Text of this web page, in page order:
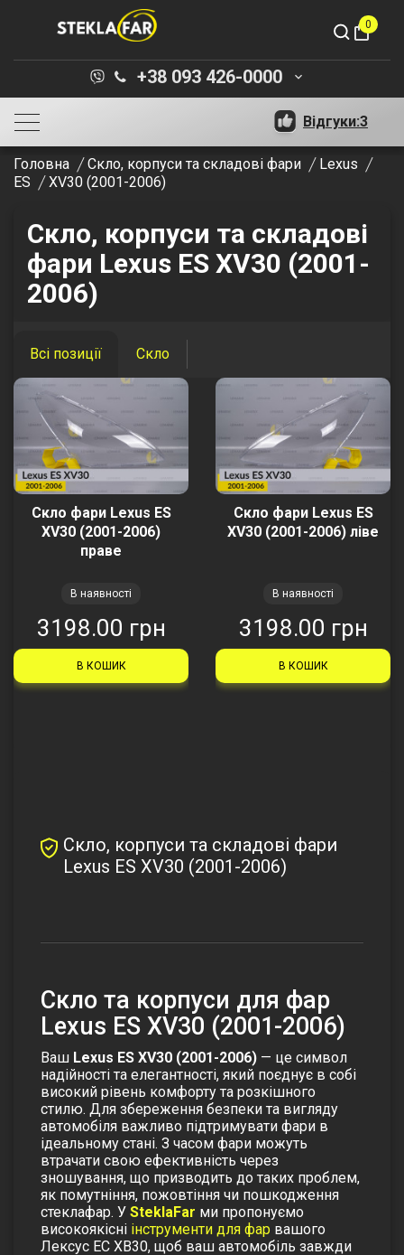
shopping_bag
0
+38 093 426-0000 keyboard_arrow_down
Відгуки:3
Головна Скло, корпуси та складові фари
Lexus
ES
XV30 (2001-2006)
Скло, корпуси та складові
фари Lexus ES XV30 (2001-
2006)
Всі позиції Скло
Скло фари Lexus ES
XV30 (2001-2006)
праве
В наявності
3198.00 грн
В КОШИК
Скло фари Lexus ES
XV30 (2001-2006) ліве
В наявності
3198.00 грн
В КОШИК
Скло, корпуси та складові фари
Lexus ES XV30 (2001-2006)
Скло та корпуси для фар
Lexus ES XV30 (2001-2006)
Ваш Lexus ES XV30 (2001-2006) — це символ
надійності та елегантності, який поєднує в собі
високий рівень комфорту та розкішного
стилю. Для збереження безпеки та вигляду
автомобіля важливо підтримувати фари в
ідеальному стані. З часом фари можуть
втрачати свою ефективність через
зношування, що призводить до таких проблем,
як помутніння, пожовтіння чи пошкодження
стеклафар. У SteklaFar ми пропонуємо
високоякісні інструменти для фар вашого
Лексус ЕС ХВ30, щоб ваш автомобіль завжди